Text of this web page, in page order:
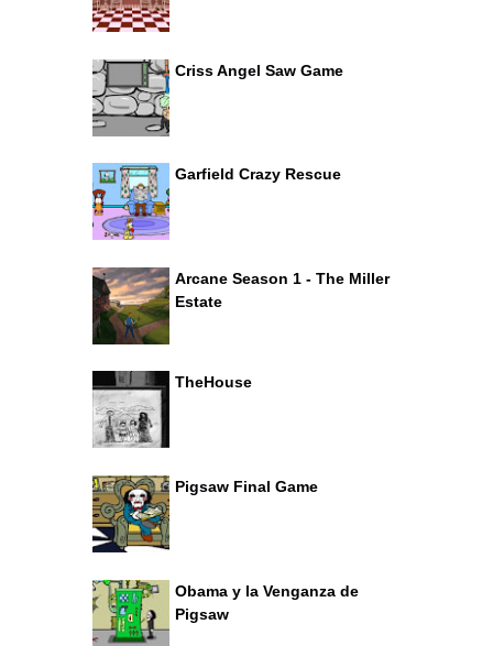
Criss Angel Saw Game
Garfield Crazy Rescue
Arcane Season 1 - The Miller
Estate
TheHouse
Pigsaw Final Game
Obama y la Venganza de
Pigsaw